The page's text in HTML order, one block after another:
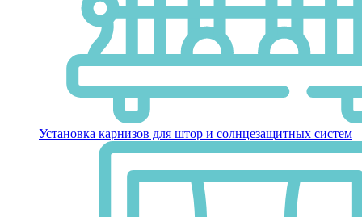
Установка карнизов для штор и солнцезащитных систем